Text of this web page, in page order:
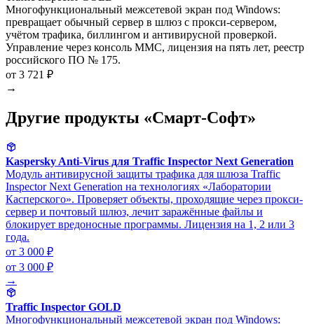
Многофункциональный межсетевой экран под Windows:
превращает обычный сервер в шлюз с прокси-сервером,
учётом трафика, биллингом и антивирусной проверкой.
Управление через консоль MMC, лицензия на пять лет, реестр
российского ПО № 175.
от 3 721 ₽
→
Другие продукты «Смарт-Софт»
Kaspersky Anti-Virus для Traffic Inspector Next Generation
Модуль антивирусной защиты трафика для шлюза Traffic
Inspector Next Generation на технологиях «Лаборатории
Касперского». Проверяет объекты, проходящие через прокси-
сервер и почтовый шлюз, лечит заражённые файлы и
блокирует вредоносные программы. Лицензия на 1, 2 или 3
года.
от 3 000 ₽
от 3 000 ₽
→
Traffic Inspector GOLD
Многофункциональный межсетевой экран под Windows: